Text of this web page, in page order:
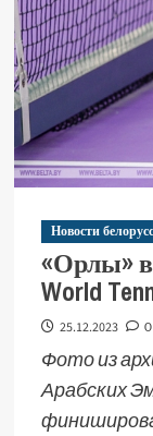
Новости
«Орлы»
World
25.12.2023 0
Фото из
Арабских